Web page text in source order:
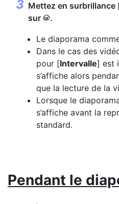
Mettez en surbrillance
sur J.
Le diaporama
Dans le cas des
pour [Intervalle] est
s’affiche alors
que la lecture de la
Lorsque le
s’affiche avant la
standard.
Pendant le